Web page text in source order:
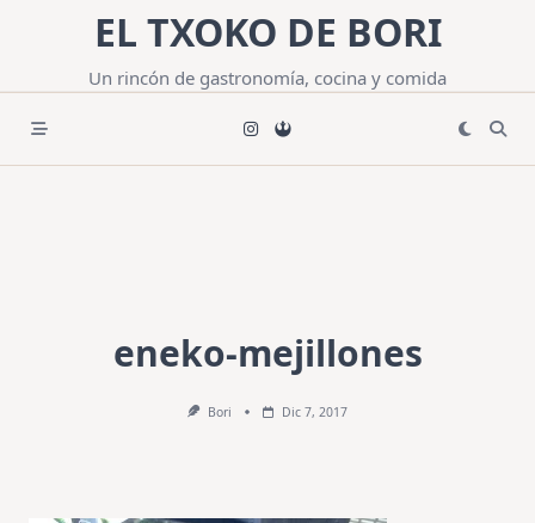
contenido
EL TXOKO DE BORI
Un rincón de gastronomía, cocina y comida
eneko-mejillones
Bori Dic 7, 2017